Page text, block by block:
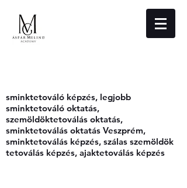
sminktetováló képzés, legjobb
sminktetováló oktatás,
szemöldöktetoválás oktatás,
sminktetoválás oktatás Veszprém,
sminktetoválás képzés, szálas szemöldök
tetoválás képzés, ajaktetoválás képzés